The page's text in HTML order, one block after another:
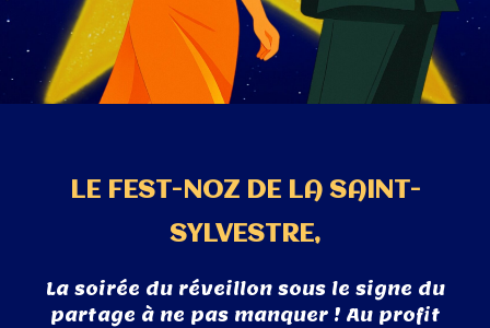
LE FEST-NOZ DE LA SAINT-
SYLVESTRE,
La soirée du réveillon sous le signe du
partage à ne pas manquer ! Au profit